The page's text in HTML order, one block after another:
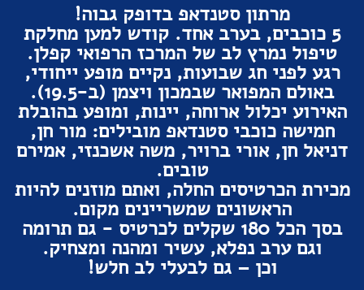
מרתון סטנדאפ בדופק גבוה!
5 כוכבים, בערב אחד. קודש למען מחלקת
טיפול נמרץ לב של המרכז הרפואי קפלן.
רגע לפני חג שבועות, נקיים מופע ייחודי,
באולם המפואר שבמכון ויצמן (ב-19.5).
האירוע יכלול ארוחה, יינות, ומופע בהובלת
חמישה כוכבי סטנדאפ מובילים: מור חן,
דניאל חן, אורי ברויר, משה אשכנזי, אמירם
טובים.
מכירת הכרטיסים החלה, ואתם מוזנים להיות
הראשונים שמשריינים מקום.
בסך הכל 180 שקלים לכרטיס - גם תרומה
וגם ערב נפלא, עשיר ומהנה ומצחיק.
וכן – גם לבעלי לב חלש!